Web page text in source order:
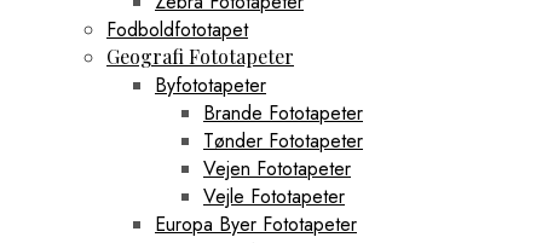
Fodboldfototapet
Geografi Fototapeter
Byfototapeter
Brande Fototapeter
Tønder Fototapeter
Vejen Fototapeter
Vejle Fototapeter
Europa Byer Fototapeter